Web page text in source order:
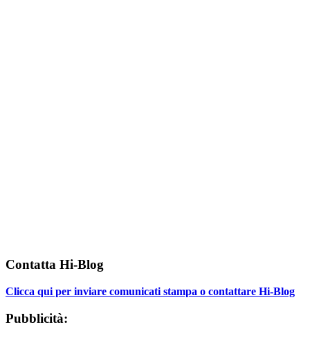
Contatta Hi-Blog
Clicca qui per inviare comunicati stampa o contattare Hi-Blog
Pubblicità: